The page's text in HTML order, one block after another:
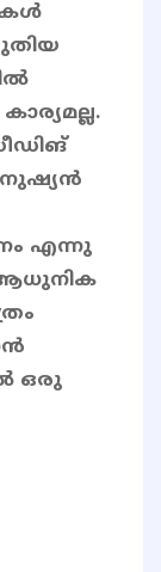
എന്നു
ആധുനിക
ഒരു